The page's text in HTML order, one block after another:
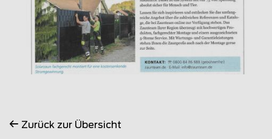
Zurück zur Übersicht